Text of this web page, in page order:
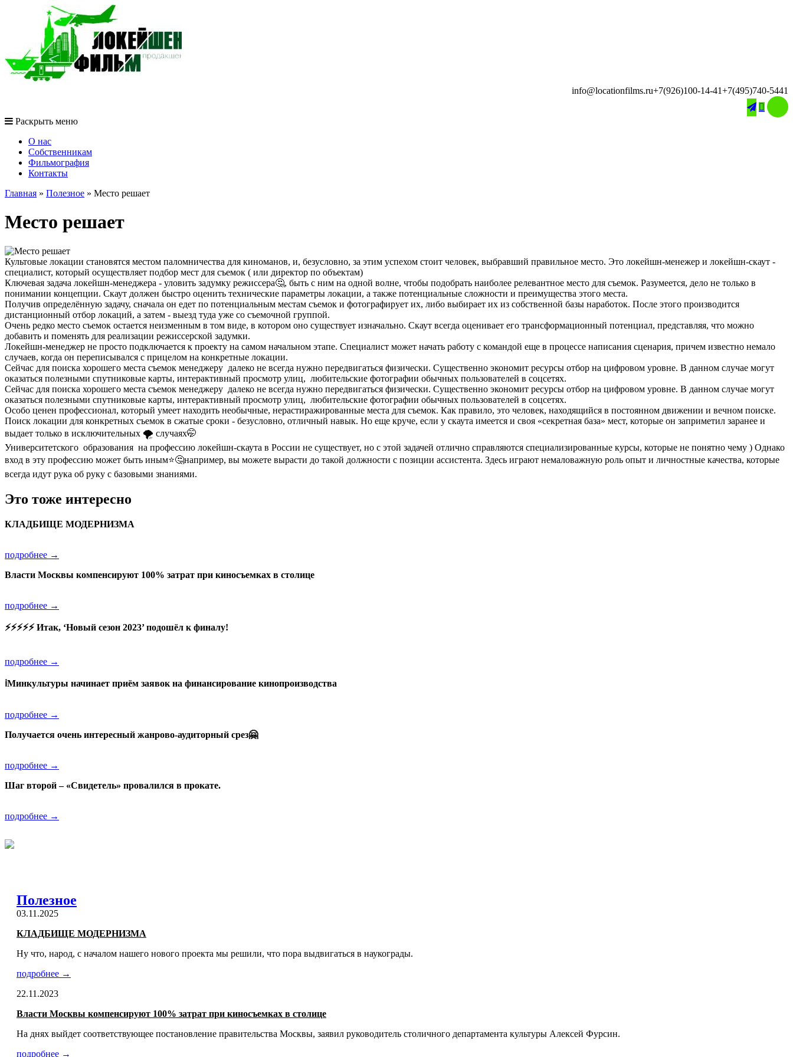
info@locationfilms.ru+7(926)100-14-41+7(495)740-5441

Раскрыть меню
O нас
Собственникам
Фильмография
Контакты
Главная » Полезное » Место решает
Место решает
Культовые локации становятся местом паломничества для киноманов, и, безусловно, за этим успехом стоит человек, выбравший правильное место. Это локейшн-менежер и локейшн-скаут -
специалист, который осуществляет подбор мест для съемок ( или директор по объектам)
Ключевая задача локейшн-менеджера - уловить задумку режиссера🤔, быть с ним на одной волне, чтобы подобрать наиболее релевантное место для съемок. Разумеется, дело не только в
понимании концепции. Скаут должен быстро оценить технические параметры локации, а также потенциальные сложности и преимущества этого места.
Получив определённую задачу, сначала он едет по потенциальным местам съемок и фотографирует их, либо выбирает их из собственной базы наработок. После этого производится
дистанционный отбор локаций, а затем - выезд туда уже со съемочной группой.
Очень редко место съемок остается неизменным в том виде, в котором оно существует изначально. Скаут всегда оценивает его трансформационный потенциал, представляя, что можно
добавить и поменять для реализации режиссерской задумки.
Локейшн-менеджер не просто подключается к проекту на самом начальном этапе. Специалист может начать работу с командой еще в процессе написания сценария, причем известно немало
случаев, когда он переписывался с прицелом на конкретные локации.
Сейчас для поиска хорошего места съемок менеджеру далеко не всегда нужно передвигаться физически. Существенно экономит ресурсы отбор на цифровом уровне. В данном случае могут
оказаться полезными спутниковые карты, интерактивный просмотр улиц, любительские фотографии обычных пользователей в соцсетях.
Сейчас для поиска хорошего места съемок менеджеру далеко не всегда нужно передвигаться физически. Существенно экономит ресурсы отбор на цифровом уровне. В данном случае могут
оказаться полезными спутниковые карты, интерактивный просмотр улиц, любительские фотографии обычных пользователей в соцсетях.
Особо ценен профессионал, который умеет находить необычные, нерастиражированные места для съемок. Как правило, это человек, находящийся в постоянном движении и вечном поиске.
Поиск локации для конкретных съемок в сжатые сроки - безусловно, отличный навык. Но еще круче, если у скаута имеется и своя «секретная база» мест, которые он заприметил заранее и
выдает только в исключительных 🌪️ случаях🤭
Университетского образования на профессию локейшн-скаута в России не существует, но с этой задачей отлично справляются специализированные курсы, которые не понятно чему ) Однако
вход в эту профессию может быть иным⭐️🤔например, вы можете вырасти до такой должности с позиции ассистента. Здесь играют немаловажную роль опыт и личностные качества, которые
всегда идут рука об руку с базовыми знаниями.
Это тоже интересно
КЛАДБИЩЕ МОДЕРНИЗМА
подробнее →
Власти Москвы компенсируют 100% затрат при киносъемках в столице
подробнее →
⚡️⚡️⚡️⚡️⚡️ Итак, ‘Новый сезон 2023’ подошёл к финалу!
подробнее →
ℹ️Минкультуры начинает приём заявок на финансирование кинопроизводства
подробнее →
Получается очень интересный жанрово-аудиторный срез🤗
подробнее →
Шаг второй – «Свидетель» провалился в прокате.
подробнее →
Полезное
03.11.2025
КЛАДБИЩЕ МОДЕРНИЗМА
Ну что, народ, с началом нашего нового проекта мы решили, что пора выдвигаться в наукограды.
подробнее →
22.11.2023
Власти Москвы компенсируют 100% затрат при киносъемках в столице
На днях выйдет соответствующее постановление правительства Москвы, заявил руководитель столичного департамента культуры Алексей Фурсин.
подробнее →